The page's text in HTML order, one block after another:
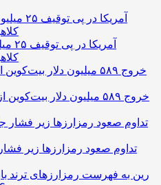
خروج ۵۸۹ میلیون دلار
تداوم صعود رمزارزها زیر